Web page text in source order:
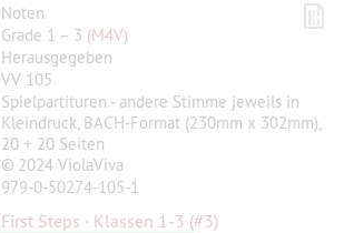
Noten
Grade 1 – 3 (M4V)
Herausgegeben
VV 105
Spielpartituren - andere Stimme jeweils in
Kleindruck, BACH-Format (230mm x 302mm),
20 + 20 Seiten
© 2024 ViolaViva
979-0-50274-105-1
First Steps · Klassen 1-3 (#3)